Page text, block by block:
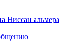
Ниссан альмера